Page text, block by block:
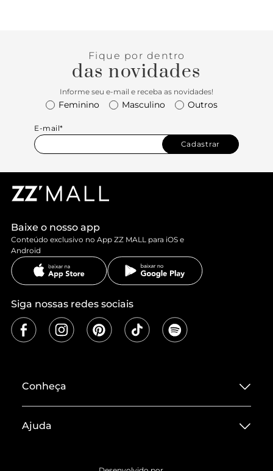
Fique por dentro
das novidades
Informe seu e-mail e receba as novidades!
Feminino Masculino Outros
E-mail*
Cadastrar
Baixe o nosso app
Conteúdo exclusivo no App ZZ MALL para iOS e
Android
Siga nossas redes sociais
Conheça
Termos de Uso
Ajuda